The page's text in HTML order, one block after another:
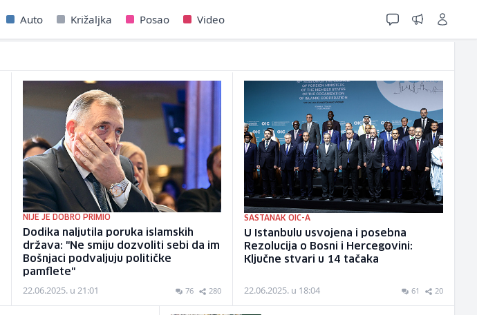
Auto Križaljka Posao Video
NIJE JE DOBRO PRIMIO
Dodika naljutila poruka islamskih
država: "Ne smiju dozvoliti sebi da im
Bošnjaci podvaljuju političke
pamflete"
22.06.2025. u 21:01 76 280
SASTANAK OIC-A
U Istanbulu usvojena i posebna
Rezolucija o Bosni i Hercegovini:
Ključne stvari u 14 tačaka
22.06.2025. u 18:04 61 20